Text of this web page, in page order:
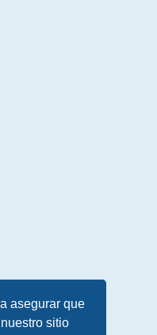
asegurar que
sitio